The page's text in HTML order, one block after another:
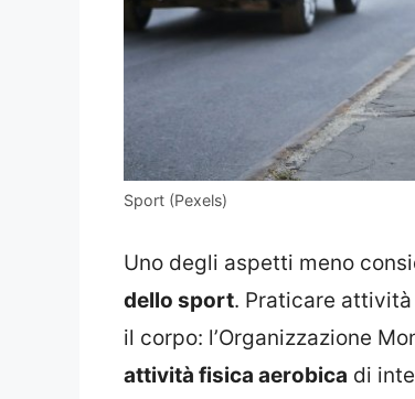
Sport (Pexels)
Uno degli aspetti meno
dello sport. Praticare
il corpo: l’Organizzazione
attività fisica aerobica di